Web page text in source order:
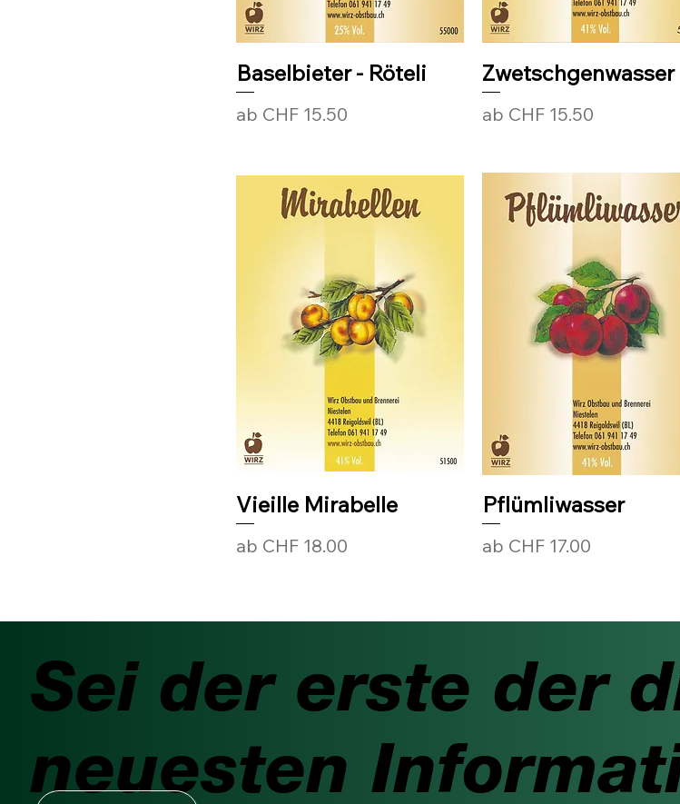
Baselbieter - Röteli
ab CHF 15.50
Sale-Preis
Zwetschgenwasser
ab CHF 15.50
Sale-Preis
Vieille Mirabelle
ab CHF 18.00
Sale-Preis
Pflümliwasser
ab CHF 17.00
Sale-Preis
Sei der erste der
neuesten